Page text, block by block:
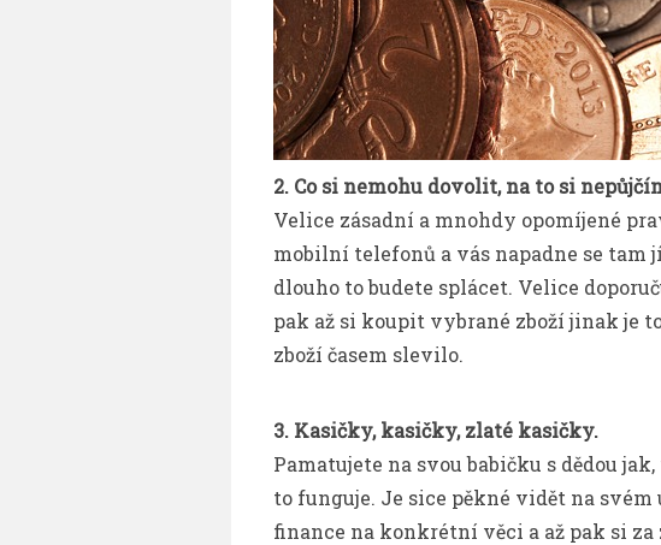
2. Co si nemohu dovolit, na to si
Velice zásadní a mnohdy opomíjené
mobilní telefonů a vás napadne se tam
dlouho to budete splácet. Velice
pak až si koupit vybrané zboží jinak je
zboží časem slevilo.
3. Kasičky, kasičky, zlaté kasičky.
Pamatujete na svou babičku s dědou
to funguje. Je sice pěkné vidět na
finance na konkrétní věci a až pak si